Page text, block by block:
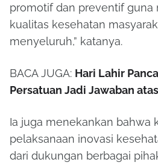
promotif dan preventif guna
kualitas kesehatan
menyeluruh,” katanya.
BACA JUGA: Hari Lahir
Persatuan Jadi Jawaban
Ia juga menekankan bahwa
pelaksanaan inovasi
dari dukungan berbagai